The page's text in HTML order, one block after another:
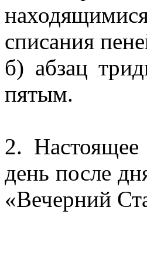
списания
б) абзац
пятым.
2.
день после
«Вечерний